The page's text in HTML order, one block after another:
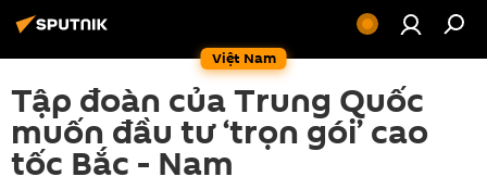
Việt Nam
Tập đoàn của Trung Quốc
muốn đầu tư ‘trọn gói’ cao
tốc Bắc - Nam